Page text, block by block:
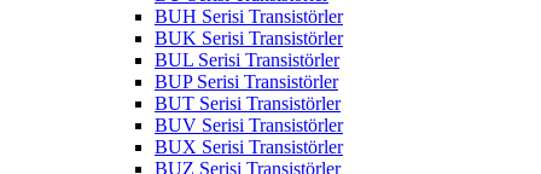
BUH Serisi Transistörler
BUK Serisi Transistörler
BUL Serisi Transistörler
BUP Serisi Transistörler
BUT Serisi Transistörler
BUV Serisi Transistörler
BUX Serisi Transistörler
BUZ Serisi Transistörler